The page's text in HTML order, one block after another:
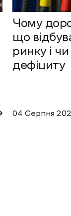
Чому
що
ринку і
дефіциту
04 Cерпня